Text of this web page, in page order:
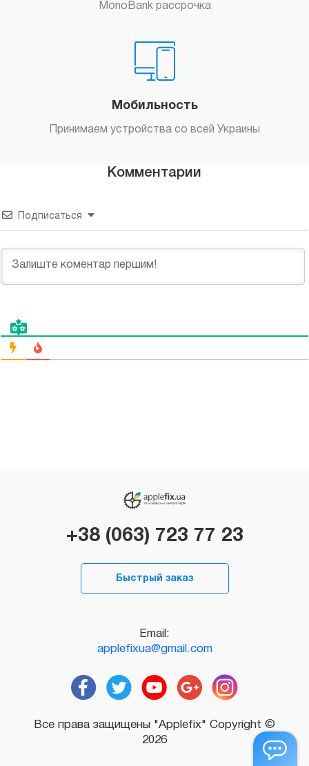
MonoBank рассрочка
Мобильность
Принимаем устройства со всей Украины
Комментарии
Подписаться
+38 (063) 723 77 23
Быстрый заказ
Email:
applefixua@gmail.com
Все права защищены "Applefix" Copyright ©
2026